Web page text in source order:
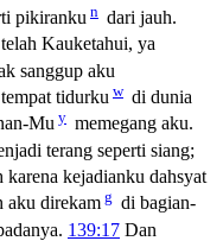
pikiranku n dari jauh.
telah Kauketahui, ya
sanggup aku
tidurku w di dunia
Muy memegang aku.
terang seperti siang;
karena kejadianku dahsyat
aku direkamg di bagian-
139:17 Dan